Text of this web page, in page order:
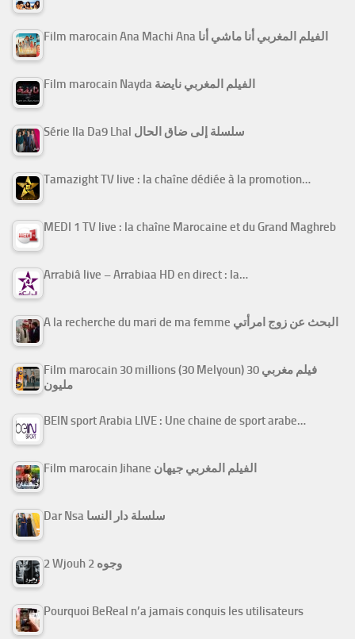
Film marocain Ana Machi Ana الفيلم المغربي أنا ماشي أنا
Film marocain Nayda الفيلم المغربي نايضة
Série Ila Da9 Lhal سلسلة إلى ضاق الحال
Tamazight TV live : la chaîne dédiée à la promotion…
MEDI 1 TV live : la chaîne Marocaine et du Grand Maghreb
Arrabiâ live – Arrabiaa HD en direct : la…
A la recherche du mari de ma femme البحث عن زوج امرأتي
Film marocain 30 millions (30 Melyoun) فيلم مغربي 30
مليون
BEIN sport Arabia LIVE : Une chaine de sport arabe…
Film marocain Jihane الفيلم المغربي جيهان
Dar Nsa سلسلة دار النسا
2 Wjouh 2 وجوه
Pourquoi BeReal n’a jamais conquis les utilisateurs